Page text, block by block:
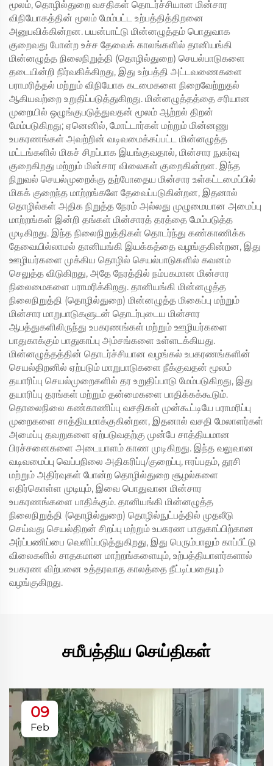
மூலம், தொழில்துறை வசதிகள் தொடர்ச்சியான மின்சார
விநியோகத்தின் மூலம் மேம்பட்ட உற்பத்தித்திறனை
அனுபவிக்கின்றன. பயன்பாட்டு மின்னழுத்தம் பொதுவாக
குறைவது போன்ற உச்ச தேவைக் காலங்களில் தானியங்கி
மின்னழுத்த நிலைநிறுத்தி (தொழில்துறை) செயல்பாடுகளை
தடையின்றி நிர்வகிக்கிறது, இது உற்பத்தி அட்டவணைகளை
பராமரித்தல் மற்றும் விநியோக கடமைகளை நிறைவேற்றுதல்
ஆகியவற்றை உறுதிப்படுத்துகிறது. மின்னழுத்தத்தை சரியான
முறையில் ஒழுங்குபடுத்துவதன் மூலம் ஆற்றல் திறன்
மேம்படுகிறது; ஏனெனில், மோட்டார்கள் மற்றும் மின்னணு
உபகரணங்கள் அவற்றின் வடிவமைக்கப்பட்ட மின்னழுத்த
மட்டங்களில் மிகச் சிறப்பாக இயங்குவதால், மின்சார நுகர்வு
குறைகிறது மற்றும் மின்சார விலைகள் குறைகின்றன. இந்த
நிறுவல் செயல்முறைக்கு தற்போதைய மின்சார உள்கட்டமைப்பில்
மிகக் குறைந்த மாற்றங்களே தேவைப்படுகின்றன, இதனால்
தொழில்கள் அதிக நிறுத்த நேரம் அல்லது முழுமையான அமைப்பு
மாற்றங்கள் இன்றி தங்கள் மின்சாரத் தரத்தை மேம்படுத்த
முடிகிறது. இந்த நிலைநிறுத்திகள் தொடர்ந்து கண்காணிக்க
தேவையில்லாமல் தானியங்கி இயக்கத்தை வழங்குகின்றன, இது
ஊழியர்களை முக்கிய தொழில் செயல்பாடுகளில் கவனம்
செலுத்த விடுகிறது, அதே நேரத்தில் நம்பகமான மின்சார
நிலைமைகளை பராமரிக்கிறது. தானியங்கி மின்னழுத்த
நிலைநிறுத்தி (தொழில்துறை) மின்னழுத்த மிகைப்பு மற்றும்
மின்சார மாறுபாடுகளுடன் தொடர்புடைய மின்சார
ஆபத்துகளிலிருந்து உபகரணங்கள் மற்றும் ஊழியர்களை
பாதுகாக்கும் பாதுகாப்பு அம்சங்களை உள்ளடக்கியது.
மின்னழுத்தத்தின் தொடர்ச்சியான வழங்கல் உபகரணங்களின்
செயல்திறனில் ஏற்படும் மாறுபாடுகளை நீக்குவதன் மூலம்
தயாரிப்பு செயல்முறைகளில் தர உறுதிப்பாடு மேம்படுகிறது, இது
தயாரிப்பு தரங்கள் மற்றும் தன்மைகளை பாதிக்கக்கூடும்.
தொலைநிலை கண்காணிப்பு வசதிகள் முன்கூட்டியே பராமரிப்பு
முறைகளை சாத்தியமாக்குகின்றன, இதனால் வசதி மேலாளர்கள்
அமைப்பு தவறுகளை ஏற்படுவதற்கு முன்பே சாத்தியமான
பிரச்சனைகளை அடையாளம் காண முடிகிறது. இந்த வலுவான
வடிவமைப்பு வெப்பநிலை அதிகரிப்பு/குறைப்பு, ஈரப்பதம், தூசி
மற்றும் அதிர்வுகள் போன்ற தொழில்துறை சூழல்களை
எதிர்கொள்ள முடியும், இவை பொதுவான மின்சார
உபகரணங்களை பாதிக்கும். தானியங்கி மின்னழுத்த
நிலைநிறுத்தி (தொழில்துறை) தொழில்நுட்பத்தில் முதலீடு
செய்வது செயல்திறன் சிறப்பு மற்றும் உபகரண பாதுகாப்பிற்கான
அர்ப்பணிப்பை வெளிப்படுத்துகிறது, இது பெரும்பாலும் காப்பீட்டு
விலைகளில் சாதகமான மாற்றங்களையும், உற்பத்தியாளர்களால்
உபகரண விற்பனை உத்தரவாத காலத்தை நீட்டிப்பதையும்
வழங்குகிறது.
சமீபத்திய செய்திகள்
09
Feb